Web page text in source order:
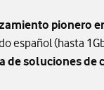
pionero
español (hasta
de soluciones de